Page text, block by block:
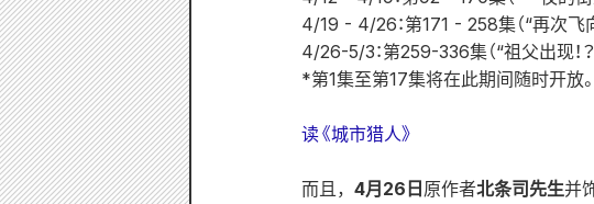
4/19 - 4/26：第171 - 258集（“再次飞
4/26-5/3：第259-336集（“祖父出现！？
*第1集至第17集将在此期间随时开放。
读《城市猎人》
而且， 4月26日 原作者北条司先生并